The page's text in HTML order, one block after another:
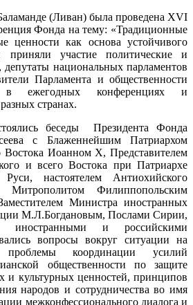
(Ливан) была проведена XVI
Фонда на тему: «Традиционные
ценности как основа устойчивого
приняли участие политические и
депутаты национальных парламентов
Парламента и общественности
в ежегодных конференциях и
странах.
беседы Президента Фонда
с Блаженнейшим Патриархом
Иоанном Х, Представителем
и всего Востока при Патриархе
настоятелем Антиохийского
Филиппопольским
Министра иностранных
М.Л.Богдановым, Послами Сирии,
иностранными и российскими
вопросы вокруг ситуации на
координации усилий
общественности по защите
и культурных ценностей, принципов
народов и сотрудничества во имя
межконфессионального диалога и